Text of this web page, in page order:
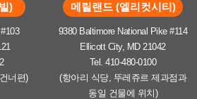
)
너편)
메릴랜드 (엘리컷시티)
9380 Baltimore National Pike #114
Ellicott City, MD 21042
Tel. 410-480-0100
(항아리 식당, 뚜레쥬르 제과점과
동일 건물에 위치)